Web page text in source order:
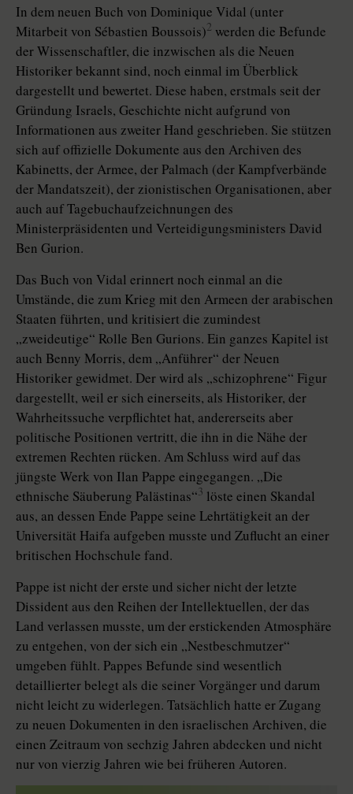
In dem neuen Buch von Dominique Vidal (unter
Mitarbeit von Sébastien Boussois)2 werden die Befunde
der Wissenschaftler, die inzwischen als die Neuen
Historiker bekannt sind, noch einmal im Überblick
dargestellt und bewertet. Diese haben, erstmals seit der
Gründung Israels, Geschichte nicht aufgrund von
Informationen aus zweiter Hand geschrieben. Sie stützen
sich auf offizielle Dokumente aus den Archiven des
Kabinetts, der Armee, der Palmach (der Kampfverbände
der Mandatszeit), der zionistischen Organisationen, aber
auch auf Tagebuchaufzeichnungen des
Ministerpräsidenten und Verteidigungsministers David
Ben Gurion.
Das Buch von Vidal erinnert noch einmal an die
Umstände, die zum Krieg mit den Armeen der arabischen
Staaten führten, und kritisiert die zumindest
„zweideutige“ Rolle Ben Gurions. Ein ganzes Kapitel ist
auch Benny Morris, dem „Anführer“ der Neuen
Historiker gewidmet. Der wird als „schizophrene“ Figur
dargestellt, weil er sich einerseits, als Historiker, der
Wahrheitssuche verpflichtet hat, andererseits aber
politische Positionen vertritt, die ihn in die Nähe der
extremen Rechten rücken. Am Schluss wird auf das
jüngste Werk von Ilan Pappe eingegangen. „Die
ethnische Säuberung Palästinas“3 löste einen Skandal
aus, an dessen Ende Pappe seine Lehrtätigkeit an der
Universität Haifa aufgeben musste und Zuflucht an einer
britischen Hochschule fand.
Pappe ist nicht der erste und sicher nicht der letzte
Dissident aus den Reihen der Intellektuellen, der das
Land verlassen musste, um der erstickenden Atmosphäre
zu entgehen, von der sich ein „Nestbeschmutzer“
umgeben fühlt. Pappes Befunde sind wesentlich
detaillierter belegt als die seiner Vorgänger und darum
nicht leicht zu widerlegen. Tatsächlich hatte er Zugang
zu neuen Dokumenten in den israelischen Archiven, die
einen Zeitraum von sechzig Jahren abdecken und nicht
nur von vierzig Jahren wie bei früheren Autoren.